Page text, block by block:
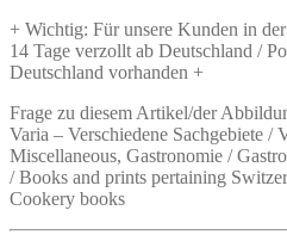
+ Wichtig: Für unsere Kunden in
14 Tage verzollt ab Deutschland /
Deutschland vorhanden +
Frage zu diesem Artikel/der
Varia – Verschiedene Sachgebiete /
Miscellaneous, Gastronomie /
/ Books and prints pertaining
Cookery books